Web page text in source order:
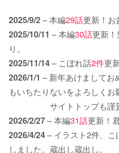
2025/9/2– 本編29話更新！お
2025/10/11 – 本編30話更新！
り。
2025/11/14– こぼれ話2件更
2026/1/1 – 新年あけましてお
もいちたりないをよろしくお
サイトトップも謹賀
2026/2/27– 本編31話更新！
2026/4/24– イラスト2件、こ
しました。蔵出し蔵出し。